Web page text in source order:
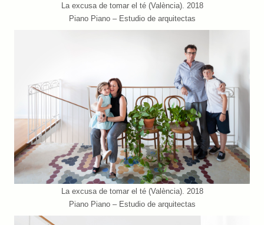
La excusa de tomar el té (València). 2018
Piano Piano – Estudio de arquitectas
La excusa de tomar el té (València). 2018
Piano Piano – Estudio de arquitectas